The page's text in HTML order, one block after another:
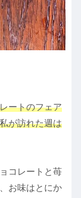
ートのフェア
が訪れた週は
コレートと苺
お味はとにか